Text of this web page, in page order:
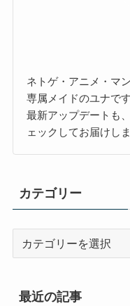
ネトゲ・アニメ・マ
専属メイドのユナです
最新アップデートも
ェックしてお届けし
カテゴリー
リ
最近の記事